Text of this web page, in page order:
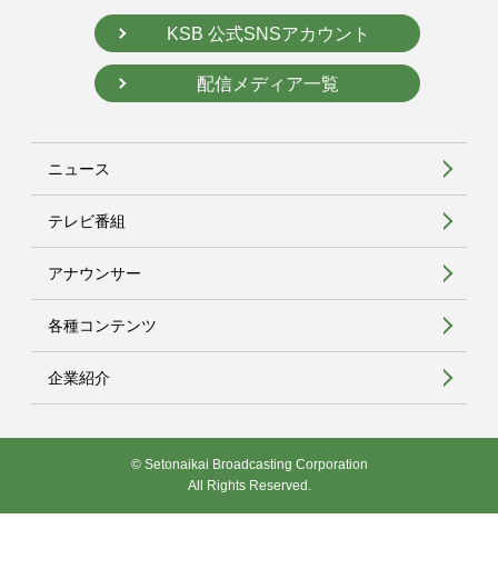
KSB 公式SNSアカウント
配信メディア一覧
ニュース
テレビ番組
アナウンサー
各種コンテンツ
企業紹介
© Setonaikai Broadcasting Corporation
All Rights Reserved.